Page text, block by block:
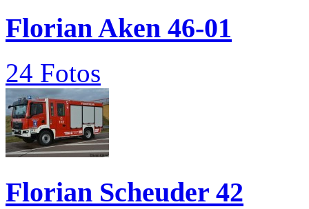
Florian Aken 46-01
24 Fotos
Florian Scheuder 42